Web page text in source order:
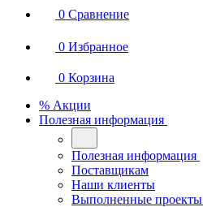
0 Сравнение
0 Избранное
0 Корзина
% Акции
Полезная информация
Полезная информация
Поставщикам
Наши клиенты
Выполненные проекты